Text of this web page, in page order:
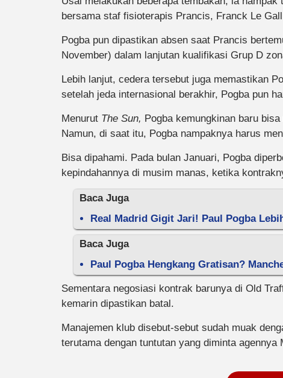
bersama staf fisioterapis Prancis, Franck Le
Pogba pun dipastikan absen saat Prancis
November) dalam lanjutan kualifikasi Grup D
Lebih lanjut, cedera tersebut juga memastikan
setelah jeda internasional berakhir, Pogba pun
Menurut The Sun, Pogba kemungkinan baru
Namun, di saat itu, Pogba nampaknya harus
Bisa dipahami. Pada bulan Januari, Pogba
kepindahannya di musim manas, ketika
Baca Juga
Real Madrid Gigit Jari! Paul Pogba
Baca Juga
Paul Pogba Hengkang Gratisan?
Sementara negosiasi kontrak barunya di Old
kemarin dipastikan batal.
Manajemen klub disebut-sebut sudah muak
terutama dengan tuntutan yang diminta agennya